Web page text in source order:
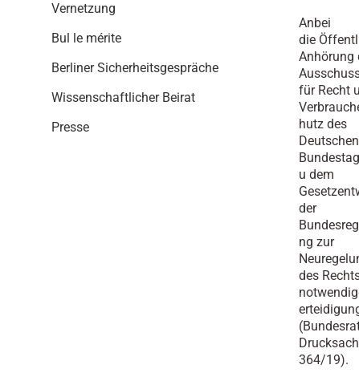
Anbei
die
Anhörung
für Recht
hutz des
Deutschen
u dem
der
ng zur
des
364/19).
Vernetzung
Bul le mérite
Berliner Sicherheitsgespräche
Wissenschaftlicher Beirat
Presse